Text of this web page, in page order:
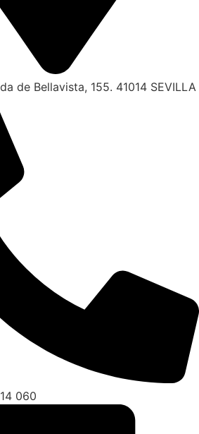
de Bellavista, 155. 41014 SEVILLA
060